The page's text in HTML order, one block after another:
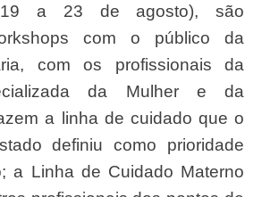
a 23 de agosto), são
com o público da
com os profissionais da
da Mulher e da
a linha de cuidado que o
definiu como prioridade
a Linha de Cuidado Materno